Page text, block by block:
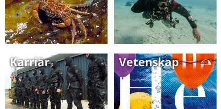
Karriär Vetenskap